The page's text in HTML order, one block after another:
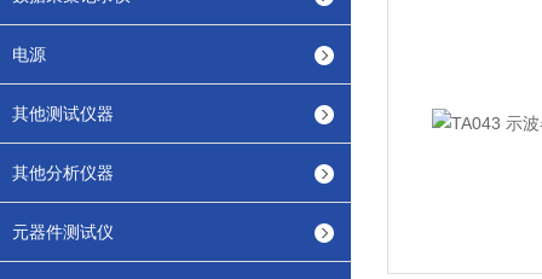
电源
其他测试仪器
其他分析仪器
元器件测试仪